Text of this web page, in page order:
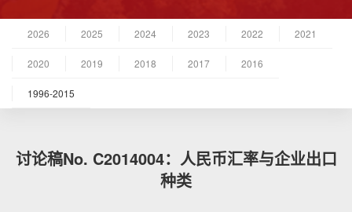
2026 2025 2024 2023 2022 2021
2020 2019 2018 2017 2016
1996-2015
讨论稿No. C2014004：人民币汇率与企业出口
种类